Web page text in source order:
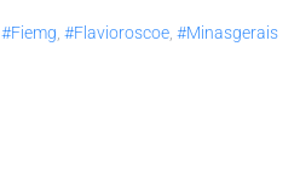
#fiemg #flavioroscoe #minasgerais